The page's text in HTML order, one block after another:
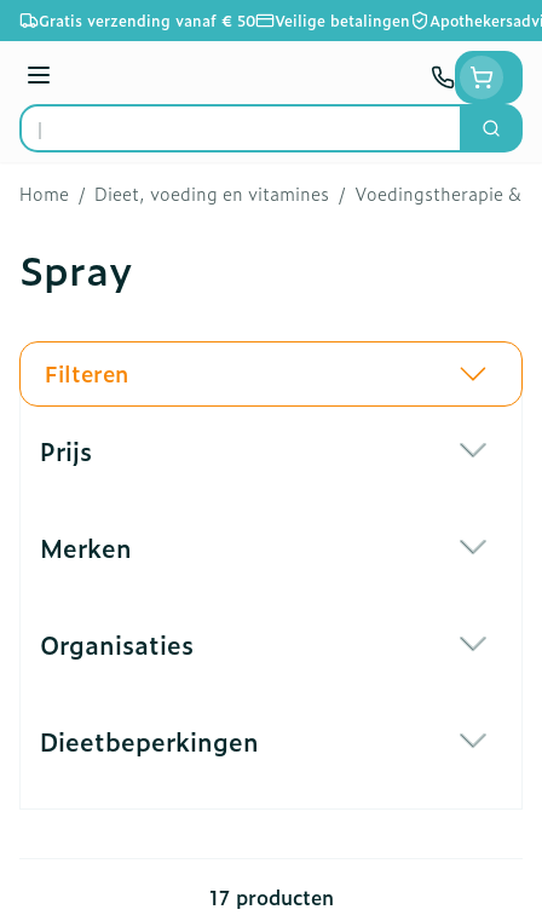
Ga naar de inhoud
Gratis verzending vanaf € 50 Veilige betalingen
Menu
Product, merk, categorie...
Zoek
Home / Dieet, voeding en vitamines / Voedingstherapie &
Spray
Filteren
Prijs
Merken
Organisaties
Dieetbeperkingen
17producten